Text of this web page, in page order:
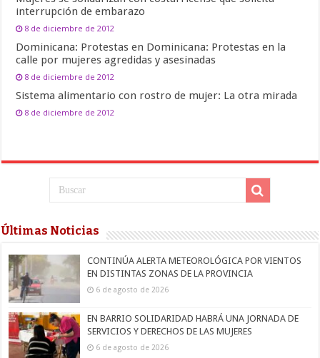
interrupción de embarazo
8 de diciembre de 2012
Dominicana: Protestas en Dominicana: Protestas en la
calle por mujeres agredidas y asesinadas
8 de diciembre de 2012
Sistema alimentario con rostro de mujer: La otra mirada
8 de diciembre de 2012
Últimas Noticias
CONTINÚA ALERTA METEOROLÓGICA POR VIENTOS
EN DISTINTAS ZONAS DE LA PROVINCIA
6 de agosto de 2026
EN BARRIO SOLIDARIDAD HABRÁ UNA JORNADA DE
SERVICIOS Y DERECHOS DE LAS MUJERES
6 de agosto de 2026